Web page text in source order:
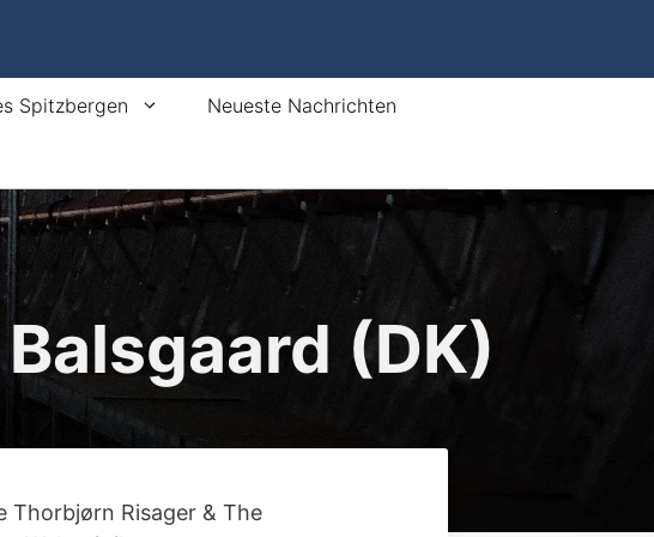
Spitzbergen Neueste Nachrichten
(DK)
Thorbjørn Risager & The